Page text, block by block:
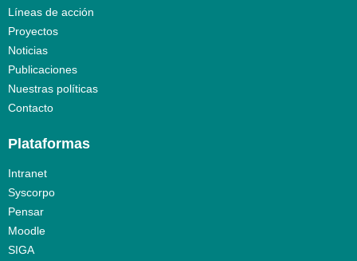
Líneas de acción
Proyectos
Noticias
Publicaciones
Nuestras políticas
Contacto
Plataformas
Intranet
Syscorpo
Pensar
Moodle
SIGA